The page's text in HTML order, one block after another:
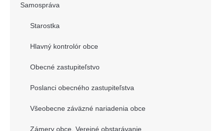
Samospráva
Starostka
Hlavný kontrolór obce
Obecné zastupiteľstvo
Poslanci obecného zastupiteľstva
Všeobecne záväzné nariadenia obce
Zámery obce, Verejné obstarávanie